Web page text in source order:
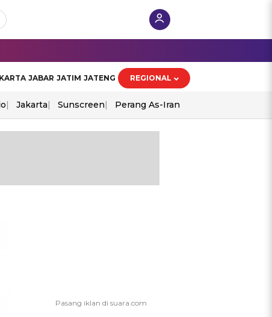
JABAR JATIM JATENG REGIONAL
Jakarta Sunscreen Perang As-Iran